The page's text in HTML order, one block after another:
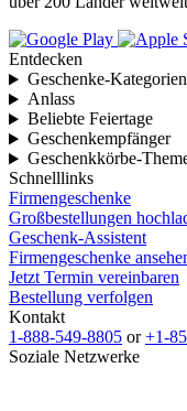
Entdecken
Geschenke-Kategorien
Anlass
Beliebte Feiertage
Geschenkempfänger
Geschenkkörbe-
Schnelllinks
Firmengeschenke
Großbestellungen
Geschenk-Assistent
Firmengeschenke
Jetzt Termin vereinbaren
Bestellung verfolgen
Kontakt
1-888-549-8805 or+1-
Soziale Netzwerke